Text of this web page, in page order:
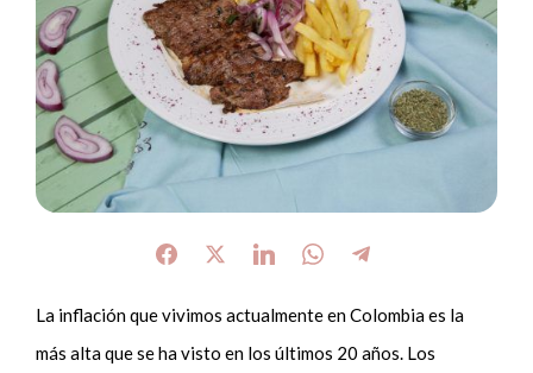
La inflación que vivimos actualmente en Colombia es la
más alta que se ha visto en los últimos 20 años. Los